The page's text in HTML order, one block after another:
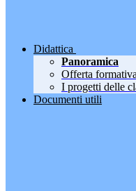
Didattica
Panoramica
Offerta formativa
I progetti delle
Documenti utili